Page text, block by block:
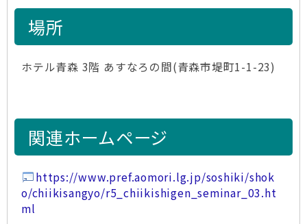
場所
ホテル青森 3階 あすなろの間(青森市堤町1-1-23)
関連ホームページ
https://www.pref.aomori.lg.jp/soshiki/shok
o/chiikisangyo/r5_chiikishigen_seminar_03.ht
ml